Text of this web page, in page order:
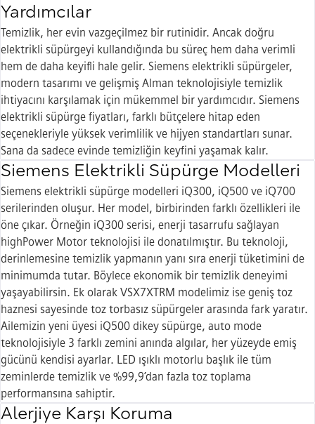
Yardımcılar
Temizlik, her evin vazgeçilmez bir rutinidir. Ancak doğru
elektrikli süpürgeyi kullandığında bu süreç hem daha verimli
hem de daha keyifli hale gelir. Siemens elektrikli süpürgeler,
modern tasarımı ve gelişmiş Alman teknolojisiyle temizlik
ihtiyacını karşılamak için mükemmel bir yardımcıdır. Siemens
elektrikli süpürge fiyatları, farklı bütçelere hitap eden
seçenekleriyle yüksek verimlilik ve hijyen standartları sunar.
Sana da sadece evinde temizliğin keyfini yaşamak kalır.
Siemens Elektrikli Süpürge Modelleri
Siemens elektrikli süpürge modelleri iQ300, iQ500 ve iQ700
serilerinden oluşur. Her model, birbirinden farklı özellikleri ile
öne çıkar. Örneğin iQ300 serisi, enerji tasarrufu sağlayan
highPower Motor teknolojisi ile donatılmıştır. Bu teknoloji,
derinlemesine temizlik yapmanın yanı sıra enerji tüketimini de
minimumda tutar. Böylece ekonomik bir temizlik deneyimi
yaşayabilirsin. Ek olarak VSX7XTRM modelimiz ise geniş toz
haznesi sayesinde toz torbasız süpürgeler arasında fark yaratır.
Ailemizin yeni üyesi iQ500 dikey süpürge, auto mode
teknolojisiyle 3 farklı zemini anında algılar, her yüzeyde emiş
gücünü kendisi ayarlar. LED ışıklı motorlu başlık ile tüm
zeminlerde temizlik ve %99,9’dan fazla toz toplama
performansına sahiptir.
Alerjiye Karşı Koruma